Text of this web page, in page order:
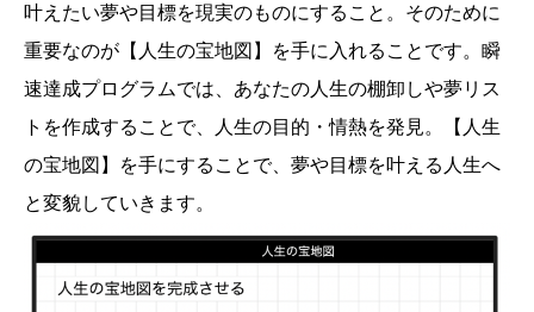
叶えたい夢や目標を現実のものにすること。そのために
重要なのが【人生の宝地図】を手に入れることです。瞬
速達成プログラムでは、あなたの人生の棚卸しや夢リス
トを作成することで、人生の目的・情熱を発見。【人生
の宝地図】を手にすることで、夢や目標を叶える人生へ
と変貌していきます。